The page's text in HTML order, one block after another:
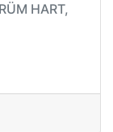
HART,